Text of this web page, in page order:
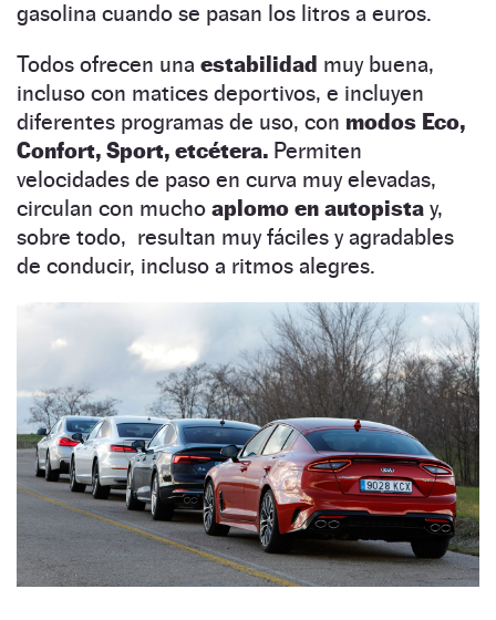
gasolina cuando se pasan los litros a euros.
Todos ofrecen una estabilidad muy buena,
incluso con matices deportivos, e incluyen
diferentes programas de uso, con modos Eco,
Confort, Sport, etcétera. Permiten
velocidades de paso en curva muy elevadas,
circulan con mucho aplomo en autopista y,
sobre todo, resultan muy fáciles y agradables
de conducir, incluso a ritmos alegres.